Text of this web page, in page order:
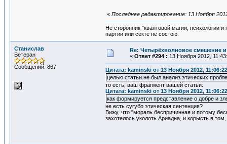
« Последнее редактирование: 13 Ноября
Не сторонник "квантовой магии, психологии
партии или секте не состою.
Станислав
Ветеран
Сообщений: 867
Re: Четырёхволновое смешение и
« Ответ #294 : 13 Ноября 2012,
Цитата: kaminski от 13 Ноября 2012, 11:06:22
целью статьи не был анализ этических
то есть, ваш фрагмент вашей статьи:
Цитата: kaminski от 13 Ноября 2012, 11:06:22
как формируется представление о добре и
не есть сугубо этическая сентенция?
Вижу, что "мораль беспричинная и потому
захотелось уколоть Ариадна, и корысть в